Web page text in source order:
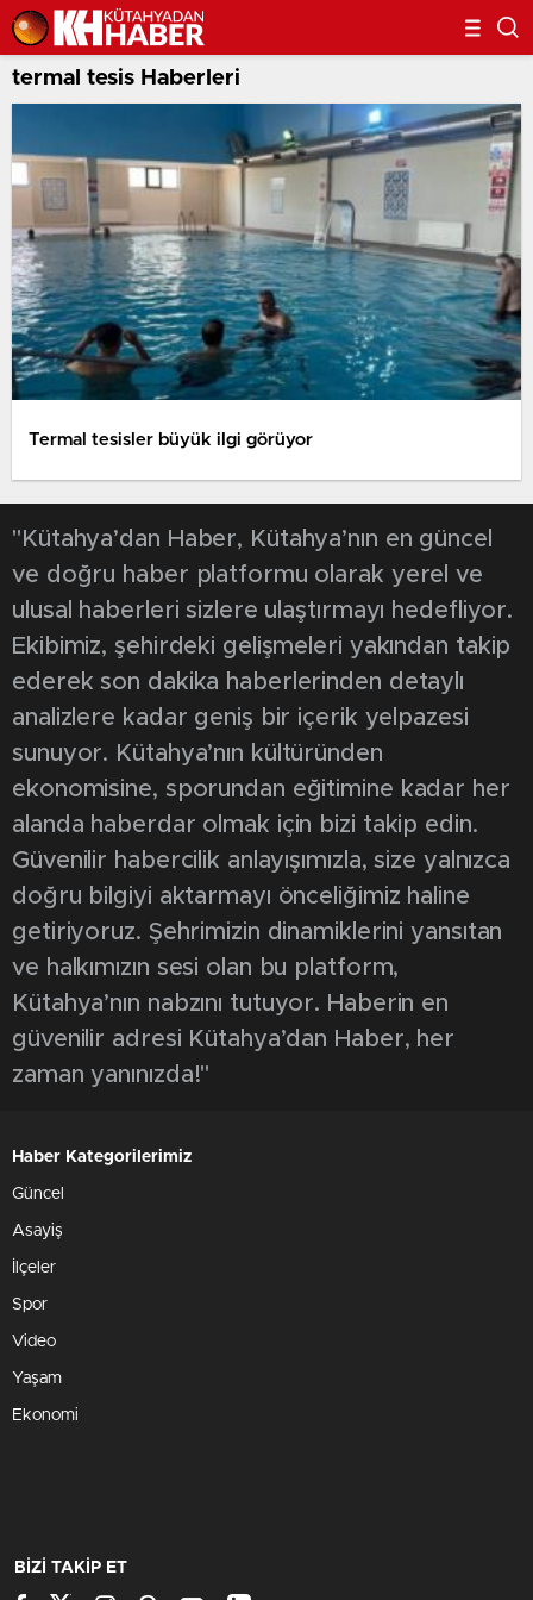
termal tesis Haberleri
Termal tesisler büyük ilgi görüyor
"Kütahya’dan Haber, Kütahya’nın en güncel
ve doğru haber platformu olarak yerel ve
ulusal haberleri sizlere ulaştırmayı hedefliyor.
Ekibimiz, şehirdeki gelişmeleri yakından takip
ederek son dakika haberlerinden detaylı
analizlere kadar geniş bir içerik yelpazesi
sunuyor. Kütahya’nın kültüründen
ekonomisine, sporundan eğitimine kadar her
alanda haberdar olmak için bizi takip edin.
Güvenilir habercilik anlayışımızla, size yalnızca
doğru bilgiyi aktarmayı önceliğimiz haline
getiriyoruz. Şehrimizin dinamiklerini yansıtan
ve halkımızın sesi olan bu platform,
Kütahya’nın nabzını tutuyor. Haberin en
güvenilir adresi Kütahya’dan Haber, her
zaman yanınızda!"
Haber Kategorilerimiz
Güncel
Asayiş
İlçeler
Spor
Video
Yaşam
Ekonomi
BİZİ TAKİP ET